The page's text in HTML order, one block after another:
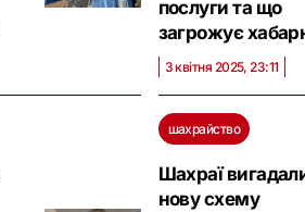
послуги та що
загрожує
3 квітня 2025, 23:11
шахрайство
Шахраї
нову схему